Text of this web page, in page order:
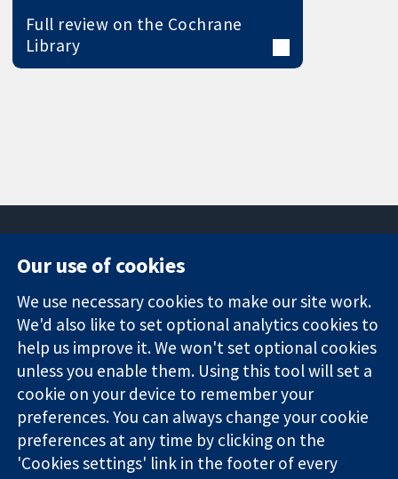
Full review on the Cochrane
Library
Trusted
evidence.
Informed
decisions.
Better health.
Square
London
W1G 0AN
영국
News
Press office
About us
작업
Cochrane
Library
The Cochrane Collaboration is a charity (no. 1045921) and a
Our use of cookies
We use necessary cookies to make our site work.
We'd also like to set optional analytics cookies to
help us improve it. We won't set optional cookies
unless you enable them. Using this tool will set a
cookie on your device to remember your
preferences. You can always change your cookie
preferences at any time by clicking on the
'Cookies settings' link in the footer of every